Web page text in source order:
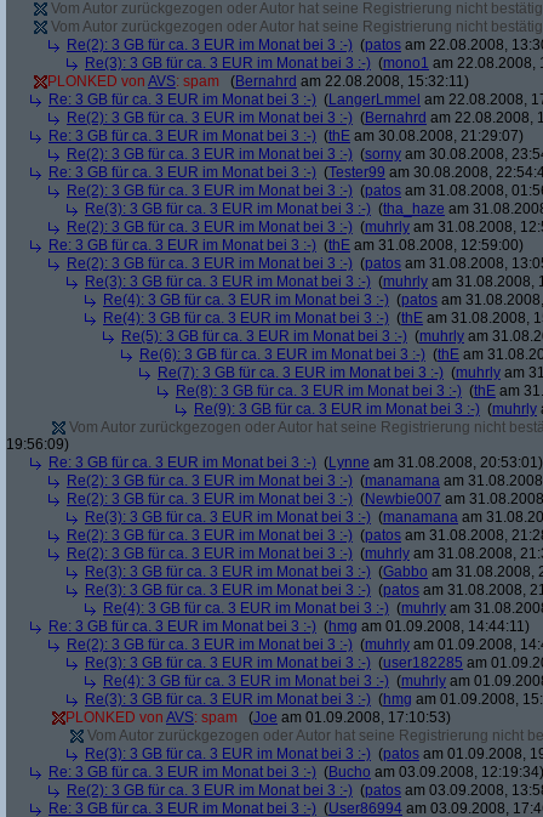
Vom Autor zurückgezogen oder Autor hat seine Registrierung nicht
Vom Autor zurückgezogen oder Autor hat seine Registrierung nicht
Re(2): 3 GB für ca. 3 EUR im Monat bei 3 :-) (patos am 22.08.2008,
Re(3): 3 GB für ca. 3 EUR im Monat bei 3 :-) (mono1 am 22.08.2008,
PLONKED von AVS: spam (Bernahrd am 22.08.2008, 15:32:11)
Re: 3 GB für ca. 3 EUR im Monat bei 3 :-) (LangerLmmel am 22.08.2008,
Re(2): 3 GB für ca. 3 EUR im Monat bei 3 :-) (Bernahrd am 22.08.2008,
Re: 3 GB für ca. 3 EUR im Monat bei 3 :-) (thE am 30.08.2008, 21:29:07)
Re(2): 3 GB für ca. 3 EUR im Monat bei 3 :-) (sorny am 30.08.2008,
Re: 3 GB für ca. 3 EUR im Monat bei 3 :-) (Tester99 am 30.08.2008,
Re(2): 3 GB für ca. 3 EUR im Monat bei 3 :-) (patos am 31.08.2008,
Re(3): 3 GB für ca. 3 EUR im Monat bei 3 :-) (tha_haze am
Re(2): 3 GB für ca. 3 EUR im Monat bei 3 :-) (muhrly am 31.08.2008,
Re: 3 GB für ca. 3 EUR im Monat bei 3 :-) (thE am 31.08.2008, 12:59:00)
Re(2): 3 GB für ca. 3 EUR im Monat bei 3 :-) (patos am 31.08.2008,
Re(3): 3 GB für ca. 3 EUR im Monat bei 3 :-) (muhrly am 31.08.2008,
Re(4): 3 GB für ca. 3 EUR im Monat bei 3 :-) (patos am
Re(4): 3 GB für ca. 3 EUR im Monat bei 3 :-) (thE am 31.08.2008,
Re(5): 3 GB für ca. 3 EUR im Monat bei 3 :-) (muhrly am
Re(6): 3 GB für ca. 3 EUR im Monat bei 3 :-) (thE am
Re(7): 3 GB für ca. 3 EUR im Monat bei 3 :-) (muhrly am
Re(8): 3 GB für ca. 3 EUR im Monat bei 3 :-) (thE am
Re(9): 3 GB für ca. 3 EUR im Monat bei 3 :-) (muhrly
Vom Autor zurückgezogen oder Autor hat seine Registrierung nicht
19:56:09)
Re: 3 GB für ca. 3 EUR im Monat bei 3 :-) (Lynne am 31.08.2008, 20:53:01)
Re(2): 3 GB für ca. 3 EUR im Monat bei 3 :-) (manamana am
Re(2): 3 GB für ca. 3 EUR im Monat bei 3 :-) (Newbie007 am
Re(3): 3 GB für ca. 3 EUR im Monat bei 3 :-) (manamana am
Re(2): 3 GB für ca. 3 EUR im Monat bei 3 :-) (patos am 31.08.2008,
Re(2): 3 GB für ca. 3 EUR im Monat bei 3 :-) (muhrly am 31.08.2008,
Re(3): 3 GB für ca. 3 EUR im Monat bei 3 :-) (Gabbo am 31.08.2008,
Re(3): 3 GB für ca. 3 EUR im Monat bei 3 :-) (patos am 31.08.2008,
Re(4): 3 GB für ca. 3 EUR im Monat bei 3 :-) (muhrly am
Re: 3 GB für ca. 3 EUR im Monat bei 3 :-) (hmg am 01.09.2008, 14:44:11)
Re(2): 3 GB für ca. 3 EUR im Monat bei 3 :-) (muhrly am 01.09.2008,
Re(3): 3 GB für ca. 3 EUR im Monat bei 3 :-) (user182285 am
Re(4): 3 GB für ca. 3 EUR im Monat bei 3 :-) (muhrly am
Re(3): 3 GB für ca. 3 EUR im Monat bei 3 :-) (hmg am 01.09.2008,
PLONKED von AVS: spam (Joe am 01.09.2008, 17:10:53)
Vom Autor zurückgezogen oder Autor hat seine Registrierung nicht
Re(3): 3 GB für ca. 3 EUR im Monat bei 3 :-) (patos am 01.09.2008,
Re: 3 GB für ca. 3 EUR im Monat bei 3 :-) (Bucho am 03.09.2008, 12:19:34)
Re(2): 3 GB für ca. 3 EUR im Monat bei 3 :-) (patos am 03.09.2008,
Re: 3 GB für ca. 3 EUR im Monat bei 3 :-) (User86994 am 03.09.2008,